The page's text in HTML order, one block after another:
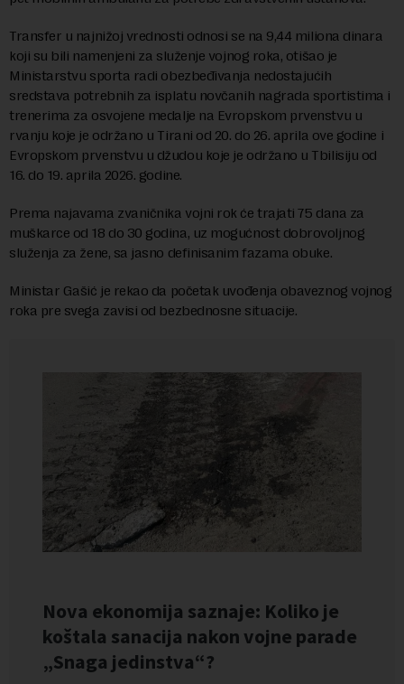
Transfer u najnižoj vrednosti odnosi se na 9,44 miliona dinara
koji su bili namenjeni za služenje vojnog roka, otišao je
Ministarstvu sporta radi obezbeđivanja nedostajućih
sredstava potrebnih za isplatu novčanih nagrada sportistima i
trenerima za osvojene medalje na Evropskom prvenstvu u
rvanju koje je održano u Tirani od 20. do 26. aprila ove godine i
Evropskom prvenstvu u džudou koje je održano u Tbilisiju od
16. do 19. aprila 2026. godine.
Prema najavama zvaničnika vojni rok će trajati 75 dana za
muškarce od 18 do 30 godina, uz mogućnost dobrovoljnog
služenja za žene, sa jasno definisanim fazama obuke.
Ministar Gašić je rekao da početak uvođenja obaveznog vojnog
roka pre svega zavisi od bezbednosne situacije.